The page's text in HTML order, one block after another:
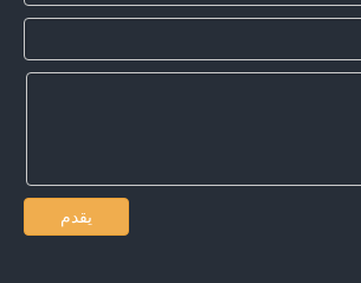
يقدم